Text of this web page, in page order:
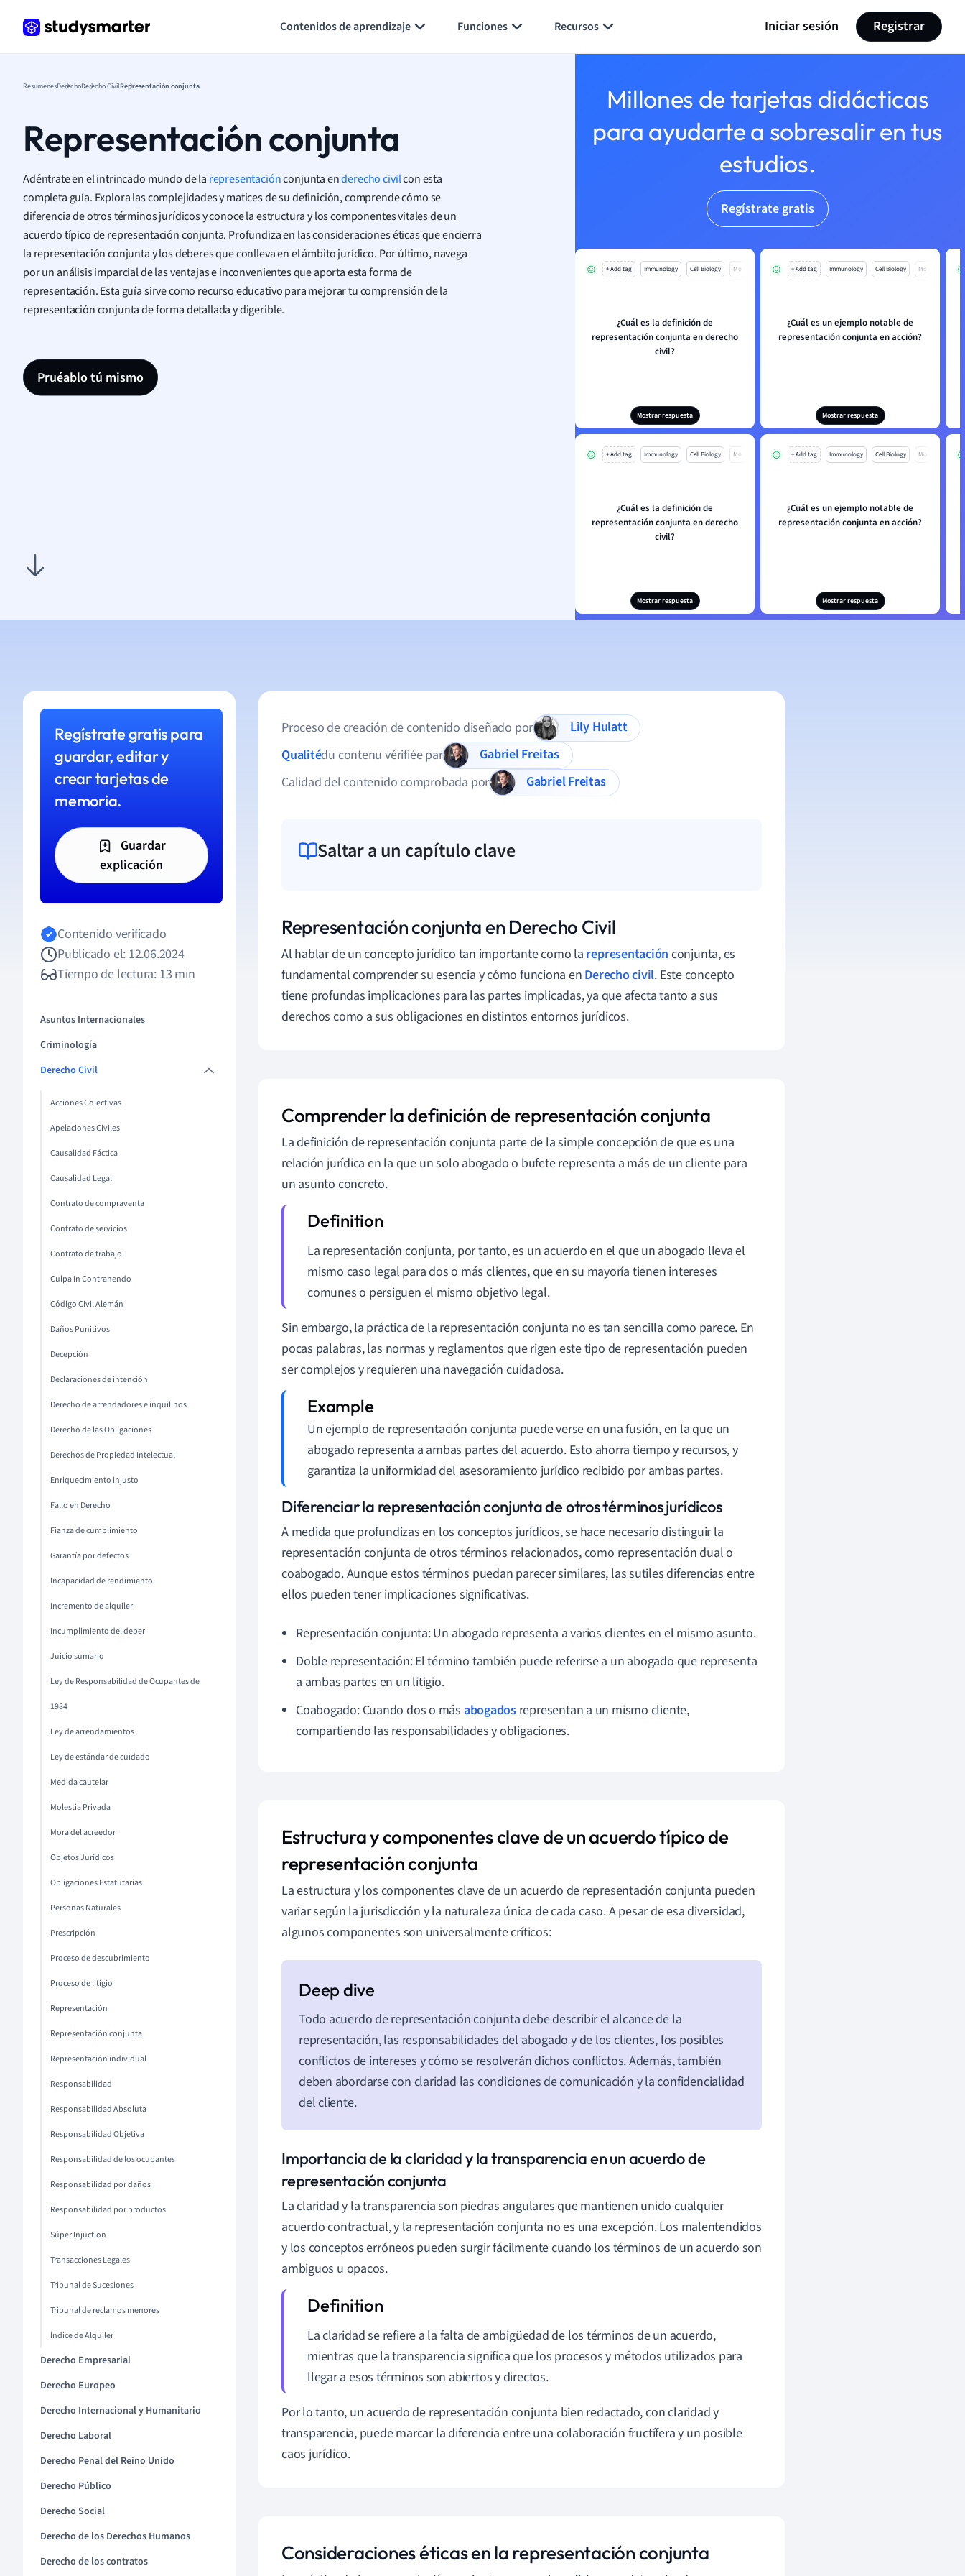
Contenidos de aprendizaje Funciones Recursos Iniciar sesión Registrar
ResumenesDerechoDerecho CivilRepresentación conjunta
Representación conjunta
Adéntrate en el intrincado mundo de la representaciónconjunta enderecho civilcon esta
completa guía. Explora las complejidades y matices de su definición, comprende cómo se
diferencia de otros términos jurídicos y conoce la estructura y los componentes vitales de un
acuerdo típico de representación conjunta. Profundiza en las consideraciones éticas que encierra
la representación conjunta y los deberes que conlleva en el ámbito jurídico. Por último, navega
por un análisis imparcial de las ventajas e inconvenientes que aporta esta forma de
representación. Esta guía sirve como recurso educativo para mejorar tu comprensión de la
representación conjunta de forma detallada y digerible.
Pruéablo tú mismo
Millones de tarjetas didácticas
para ayudarte a sobresalir en tus
estudios.
Regístrate gratis
+ Add tag Immunology Cell Biology Mo
¿Cuál es la definición de
representación conjunta en derecho
civil?
Mostrar respuesta
+ Add tag Immunology Cell Biology Mo
¿Cuál es un ejemplo notable de
representación conjunta en acción?
Mostrar respuesta
+ Add tag Immunology Cell Biology Mo
¿Cuál es la definición de
representación conjunta en derecho
civil?
Mostrar respuesta
+ Add tag Immunology Cell Biology Mo
¿Cuál es un ejemplo notable de
representación conjunta en acción?
Mostrar respuesta
Regístrate gratis para
guardar, editar y
crear tarjetas de
memoria.
Guardar
explicación
Contenido verificado
Publicado el: 12.06.2024
Tiempo de lectura: 13 min
Asuntos Internacionales
Criminología
Derecho Civil
Acciones Colectivas
Apelaciones Civiles
Causalidad Fáctica
Causalidad Legal
Contrato de compraventa
Contrato de servicios
Contrato de trabajo
Culpa In Contrahendo
Código Civil Alemán
Daños Punitivos
Decepción
Declaraciones de intención
Derecho de arrendadores e inquilinos
Derecho de las Obligaciones
Derechos de Propiedad Intelectual
Enriquecimiento injusto
Fallo en Derecho
Fianza de cumplimiento
Garantía por defectos
Incapacidad de rendimiento
Incremento de alquiler
Incumplimiento del deber
Juicio sumario
Ley de Responsabilidad de Ocupantes de
1984
Ley de arrendamientos
Ley de estándar de cuidado
Medida cautelar
Molestia Privada
Mora del acreedor
Objetos Jurídicos
Obligaciones Estatutarias
Personas Naturales
Prescripción
Proceso de descubrimiento
Proceso de litigio
Representación
Representación conjunta
Representación individual
Responsabilidad
Responsabilidad Absoluta
Responsabilidad Objetiva
Responsabilidad de los ocupantes
Responsabilidad por daños
Responsabilidad por productos
Súper Injuction
Transacciones Legales
Tribunal de Sucesiones
Tribunal de reclamos menores
Índice de Alquiler
Derecho Empresarial
Derecho Europeo
Derecho Internacional y Humanitario
Derecho Laboral
Derecho Penal del Reino Unido
Derecho Público
Derecho Social
Derecho de los Derechos Humanos
Derecho de los contratos
Proceso de creación de contenido diseñado por
Lily Hulatt
Qualitédu contenu vérifiée par
Gabriel Freitas
Calidad del contenido comprobada por
Gabriel Freitas
Saltar a un capítulo clave
Representación conjunta en Derecho Civil
Al hablar de un concepto jurídico tan importante como la representación conjunta, es
fundamental comprender su esencia y cómo funciona en Derecho civil. Este concepto
tiene profundas implicaciones para las partes implicadas, ya que afecta tanto a sus
derechos como a sus obligaciones en distintos entornos jurídicos.
Comprender la definición de representación conjunta
La definición de representación conjunta parte de la simple concepción de que es una
relación jurídica en la que un solo abogado o bufete representa a más de un cliente para
un asunto concreto.
La representación conjunta, por tanto, es un acuerdo en el que un abogado lleva el
mismo caso legal para dos o más clientes, que en su mayoría tienen intereses
comunes o persiguen el mismo objetivo legal.
Sin embargo, la práctica de la representación conjunta no es tan sencilla como parece. En
pocas palabras, las normas y reglamentos que rigen este tipo de representación pueden
ser complejos y requieren una navegación cuidadosa.
Un ejemplo de representación conjunta puede verse en una fusión, en la que un
abogado representa a ambas partes del acuerdo. Esto ahorra tiempo y recursos, y
garantiza la uniformidad del asesoramiento jurídico recibido por ambas partes.
Diferenciar la representación conjunta de otros términos jurídicos
A medida que profundizas en los conceptos jurídicos, se hace necesario distinguir la
representación conjunta de otros términos relacionados, como representación dual o
coabogado. Aunque estos términos puedan parecer similares, las sutiles diferencias entre
ellos pueden tener implicaciones significativas.
Representación conjunta: Un abogado representa a varios clientes en el mismo asunto.
Doble representación: El término también puede referirse a un abogado que representa
a ambas partes en un litigio.
Coabogado: Cuando dos o más abogadosrepresentan a un mismo cliente,
compartiendo las responsabilidades y obligaciones.
Estructura y componentes clave de un acuerdo típico de
representación conjunta
La estructura y los componentes clave de un acuerdo de representación conjunta pueden
variar según la jurisdicción y la naturaleza única de cada caso. A pesar de esa diversidad,
algunos componentes son universalmente críticos:
Todo acuerdo de representación conjunta debe describir el alcance de la
representación, las responsabilidades del abogado y de los clientes, los posibles
conflictos de intereses y cómo se resolverán dichos conflictos. Además, también
deben abordarse con claridad las condiciones de comunicación y la confidencialidad
del cliente.
Importancia de la claridad y la transparencia en un acuerdo de
representación conjunta
La claridad y la transparencia son piedras angulares que mantienen unido cualquier
acuerdo contractual, y la representación conjunta no es una excepción. Los malentendidos
y los conceptos erróneos pueden surgir fácilmente cuando los términos de un acuerdo son
ambiguos u opacos.
La claridad se refiere a la falta de ambigüedad de los términos de un acuerdo,
mientras que la transparencia significa que los procesos y métodos utilizados para
llegar a esos términos son abiertos y directos.
Por lo tanto, un acuerdo de representación conjunta bien redactado, con claridad y
transparencia, puede marcar la diferencia entre una colaboración fructífera y un posible
caos jurídico.
Consideraciones éticas en la representación conjunta